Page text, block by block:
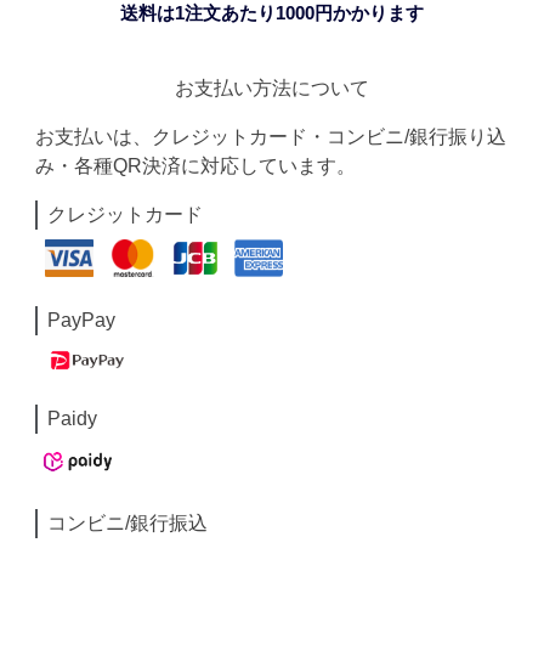
送料は1注文あたり 1000円かかります
お支払い方法について
お支払いは、クレジットカード・コンビニ/銀行振り込
み・各種QR決済に対応しています。
クレジットカード
PayPay
Paidy
コンビニ/銀行振込